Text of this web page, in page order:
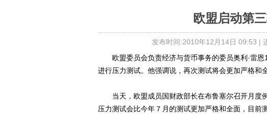
欧盟启动第
发布时间:2010年12月14日 09:53 |
欧盟委员会负责经济与货币事务的委员奥利·雷恩
进行压力测试。他强调说，再次测试将会更加严格和全
当天，欧盟成员国财政部长在布鲁塞尔召开月度
压力测试会比今年７月的测试更加严格和全面，目前